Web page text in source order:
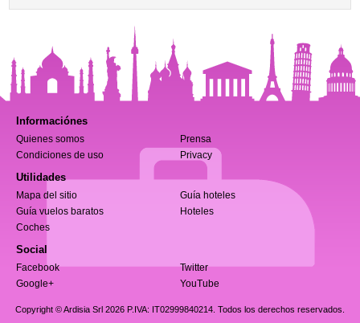
Informaciónes
Quienes somos
Prensa
Condiciones de uso
Privacy
Utilidades
Mapa del sitio
Guía hoteles
Guía vuelos baratos
Hoteles
Coches
Social
Facebook
Twitter
Google+
YouTube
Copyright © Ardisia Srl 2026 P.IVA: IT02999840214. Todos los derechos reservados.